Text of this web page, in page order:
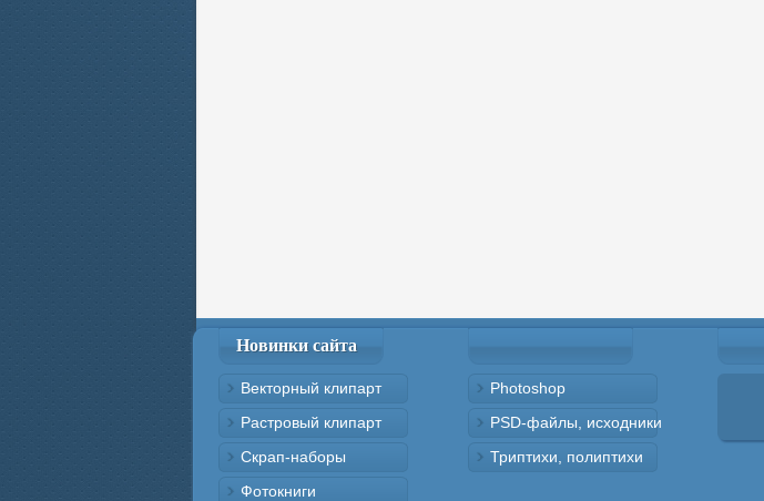
Новинки сайта
Векторный клипарт
Растровый клипарт
Скрап-наборы
Фотокниги
Photoshop
PSD-файлы, исходники
Триптихи, полиптихи